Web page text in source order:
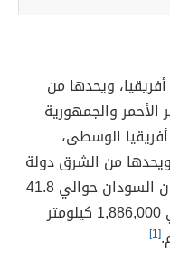
ويحدها من
الأحمر والجمهورية
الوسطى،
من الشرق دولة
إثيوبيا ودولة إريتريا، ويبلغ عدد سكان السودان حوالي 41.8
مليون نسمة، وتبلغ مساحتها حوالي 1,886,000 كيلومتر
[1]